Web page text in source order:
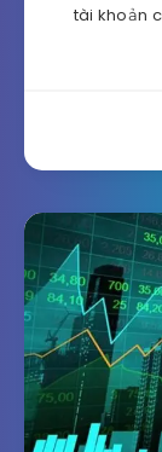
tài khoản